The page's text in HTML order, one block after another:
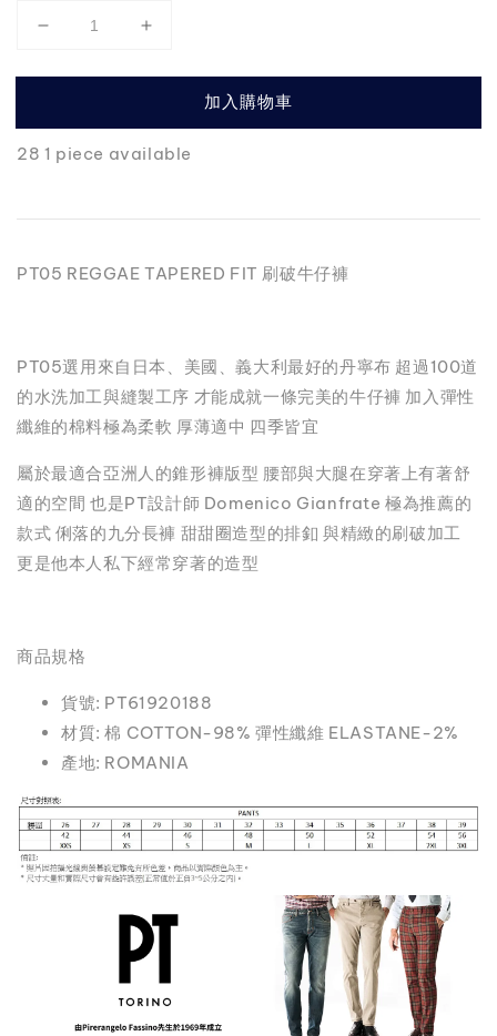
加入購物車
28 1 piece available
PT05 REGGAE TAPERED FIT 刷破牛仔褲
PT05選用來自日本、美國、義大利最好的丹寧布 超過100道
的水洗加工與縫製工序 才能成就一條完美的牛仔褲 加入彈性
纖維的棉料極為柔軟 厚薄適中 四季皆宜
屬於最適合亞洲人的錐形褲版型 腰部與大腿在穿著上有著舒
適的空間 也是PT設計師 Domenico Gianfrate 極為推薦的
款式 俐落的九分長褲 甜甜圈造型的排釦 與精緻的刷破加工
更是他本人私下經常穿著的造型
商品規格
貨號: PT61920188
材質: 棉 COTTON-98% 彈性纖維 ELASTANE-2%
產地: ROMANIA